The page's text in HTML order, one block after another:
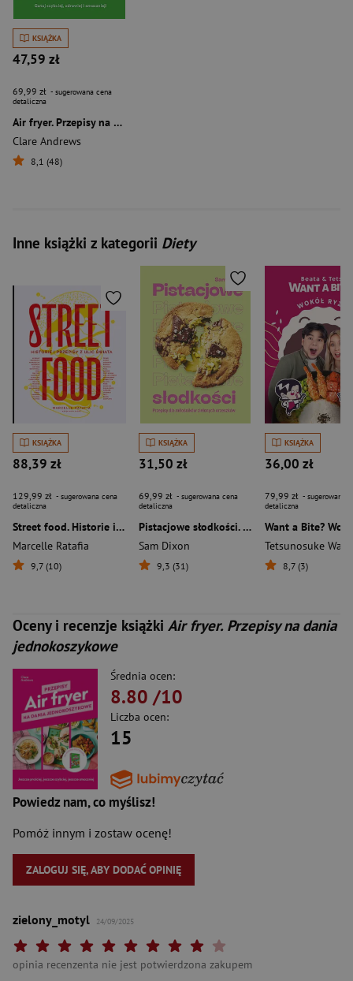
KSIĄŻKA
47,59 zł
69,99 zł - sugerowana cena
detaliczna
Air fryer. Przepisy na prawie wszystko
Clare Andrews
8,1 (48)
Inne książki z kategorii Diety
KSIĄŻKA
88,39 zł
129,99 zł - sugerowana cena
detaliczna
Street food. Historie i przepisy z ulic świata
Marcelle Ratafia
9,7 (10)
KSIĄŻKA
31,50 zł
69,99 zł - sugerowana cena
detaliczna
Pistacjowe słodkości. Przepisy dla miłośników zielonych orzeszków
Sam Dixon
9,3 (31)
KSIĄŻKA
36,00 zł
79,99 zł - sugerowana
detaliczna
8,7 (3)
Oceny i recenzje książki Air fryer. Przepisy na dania
jednokoszykowe
Średnia ocen:
8.80 /10
Liczba ocen:
15
Powiedz nam, co myślisz!
Pomóż innym i zostaw ocenę!
ZALOGUJ SIĘ, ABY DODAĆ OPINIĘ
zielony_motyl 24/09/2025
Twoja ocena: Arcydzieło
Twoja ocena: Wybitna 9/10"
Twoja ocena: Rewelacyjna 8/10"
Twoja ocena: Bardzo dobra 7/10"
Twoja ocena: Dobra 6/10"
Twoja ocena: Przeciętna 5/10"
Twoja ocena: Może być 4/10"
Twoja ocena: Słaba 3/10"
Twoja ocena: Bardzo słaba 2/10"
Twoja ocena: Beznadziejna 1/10"
opinia recenzenta nie jest potwierdzona zakupem